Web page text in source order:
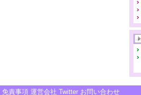
免責事項 運営会社 Twitter お問い合わせ